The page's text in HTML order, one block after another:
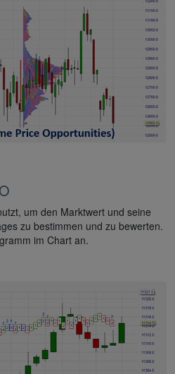
um den Marktwert und seine
zu bestimmen und zu bewerten.
im Chart an.